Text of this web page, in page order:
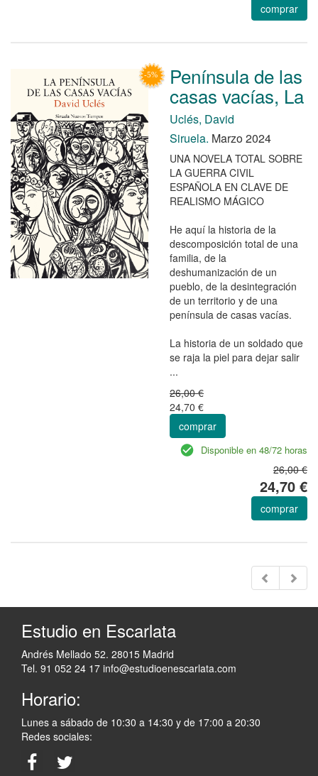
comprar
Península de las
casas vacías, La
Uclés, David
Siruela. Marzo 2024
UNA NOVELA TOTAL SOBRE
LA GUERRA CIVIL
ESPAÑOLA EN CLAVE DE
REALISMO MÁGICO
He aquí la historia de la
descomposición total de una
familia, de la
deshumanización de un
pueblo, de la desintegración
de un territorio y de una
península de casas vacías.
La historia de un soldado que
se raja la piel para dejar salir
...
26,00 €
24,70 €
comprar
Disponible en 48/72 horas
26,00 €
24,70 €
comprar
Estudio en Escarlata
Andrés Mellado 52. 28015 Madrid
Tel. 91 052 24 17 info@estudioenescarlata.com
Horario:
Lunes a sábado de 10:30 a 14:30 y de 17:00 a 20:30
Redes sociales: